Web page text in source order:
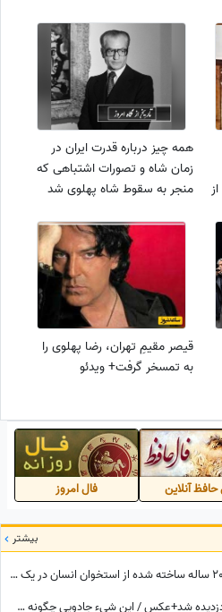
همه چیز درباره قدرت ایران در
زمان شاه و تصورات اشتباهی که
منجر به سقوط شاه پهلوی شد
قیصر مقیمِ تهران، رضا پهلوی را
به تمسخر گرفت+ ویدئو
حافظ آنلاین فال امروز
بیشتر
کشف گنجینه جواهرات باستانی 2000 ساله ساخته شده از استخوان انسان در یک قصر مجلل+عکس
اثر شگفت‌انگیز هخامنشی از ایران دزدیده شد+عکس / این شیء جادویی چگونه سر از انگلیس درآورد؟‌